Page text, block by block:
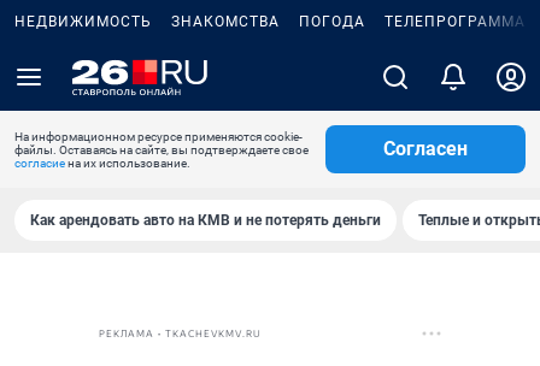
НЕДВИЖИМОСТЬ ЗНАКОМСТВА ПОГОДА ТЕЛЕПРОГРАММА
На информационном ресурсе применяются cookie-
файлы. Оставаясь на сайте, вы подтверждаете свое
согласиена их использование.
Согласен
Как арендовать авто на КМВ и не потерять деньги Теплые и
РЕКЛАМА • TKACHEVKMV.RU